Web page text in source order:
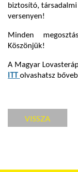
biztosító,
versenyen!
Minden
Köszönjük!
A Magyar
ITTolvashatsz
VISSZA